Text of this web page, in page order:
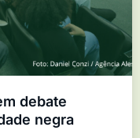
debate
negra